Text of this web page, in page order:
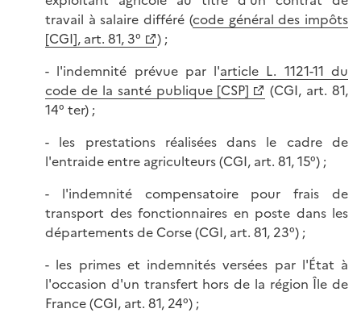
travail à salaire différé (code général des impôts
[CGI], art. 81, 3°
) ;
- l'indemnité prévue par l'article L. 1121-11 du
code de la santé publique [CSP]
(CGI, art. 81,
14° ter) ;
- les prestations réalisées dans le cadre de
l'entraide entre agriculteurs (CGI, art. 81, 15°) ;
- l'indemnité compensatoire pour frais de
transport des fonctionnaires en poste dans les
départements de Corse (CGI, art. 81, 23°) ;
- les primes et indemnités versées par l'État à
l'occasion d'un transfert hors de la région Île de
France (CGI, art. 81, 24°) ;